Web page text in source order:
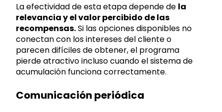
La efectividad de esta etapa depende de la
relevancia y el valor percibido de las
recompensas.Si las opciones disponibles no
conectan con los intereses del cliente o
parecen difíciles de obtener, el programa
pierde atractivo incluso cuando el sistema de
acumulación funciona correctamente.
Comunicación periódica